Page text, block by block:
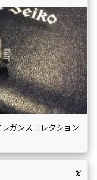
ガンスコレクション